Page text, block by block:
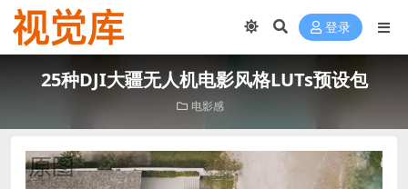
登录
25种DJI大疆无人机电影风格LUTs预设包
电影感